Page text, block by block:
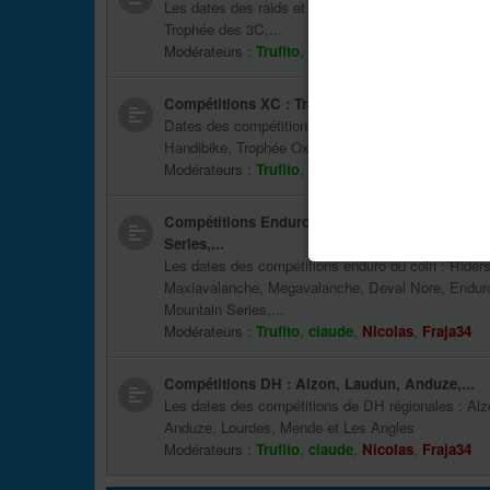
Les dates des raids et vétathlons : Raid Vaunage
Trophée des 3C,...
Modérateurs : Trufito,
Compétitions XC : Transvésubienne, Handibike,
Dates des compétitions XC : Transvésubienne,
Handibike, Trophée Oxcitane,...
Modérateurs : Trufito,
Compétitions Enduro : Riders Trip,
Series,...
Les dates des compétitions enduro du coin :
Maxiavalanche, Megavalanche, Deval Nore,
Mountain Series,...
Modérateurs : Trufito, claude, Nicolas, Fraja34
Compétitions DH : Alzon, Laudun, Anduze,...
Les dates des compétitions de DH régionales :
Anduze, Lourdes, Mende et Les Angles
Modérateurs : Trufito, claude, Nicolas, Fraja34